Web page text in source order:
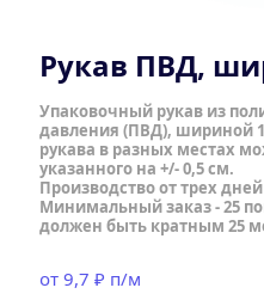
Рукав ПВД,
Упаковочный рукав из
давления (ПВД), шириной
рукава в разных местах
указанного на +/- 0,5 см.
Производство от трех
Минимальный заказ - 25
должен быть кратным 25
от 9,7 ₽ п/м